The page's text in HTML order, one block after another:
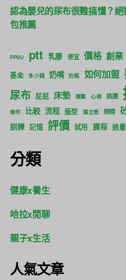
認為嬰兒的尿布很難搞懂？
包推薦
PPSU ptt 乳膠 便宜 價格 創業
基金 多少錢 奶嘴 奶瓶 如何加盟
尿布 屁屁 床墊 彈簧 心得 挑選
條件 比較 流程 版型 獨立筒 眼睛
訓練 記憶 評價 試用 課程 過量
分類
健康x養生
哈拉x閒聊
親子x生活
人氣文章